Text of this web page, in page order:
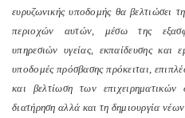
ευρυζωνικής υποδομής θα βελτιώσει
περιοχών αυτών, μέσω της
υπηρεσιών υγείας, εκπαίδευσης
υποδομές πρόσβασης πρόκειται,
και βελτίωση των
διατήρηση αλλά και τη δημιουργία